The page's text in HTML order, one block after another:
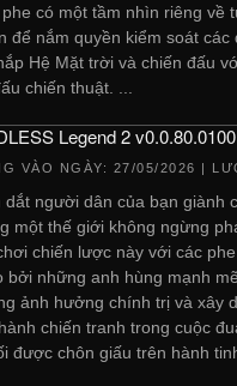
phe có một tầm nhìn riêng về
để nắm quyền kiểm soát các
Hệ Mặt trời và chiến đấu
chiến thuật. ...
Legend 2
VÀO NGÀY: 27/05/2026 |
dắt người dân của bạn giành
một thế giới không ngừng
chiến lược này với các
bởi những anh hùng mạnh
ảnh hưởng chính trị và xây
chiến tranh trong cuộc
được chôn giấu trên hành